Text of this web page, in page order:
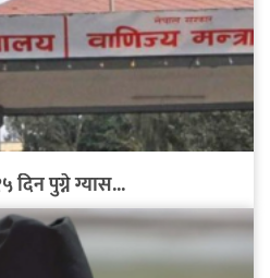
दिन पुग्ने ग्यास...